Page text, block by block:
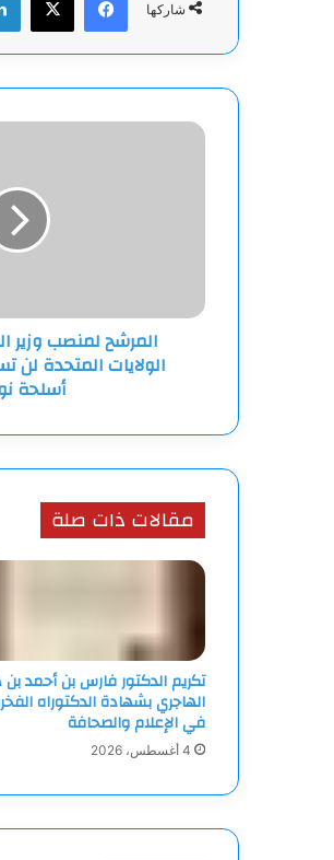
شاركها
المرشح
تسمح
بامتلاك
المرشح لمنصب وزير
الولايات المتحدة لن
أسلحة
مقالات ذات صلة
تكريم الدكتور فارس بن أحمد
الهاجري بشهادة الدكتوراه
في الإعلام والصحافة
4 أغسطس، 2026